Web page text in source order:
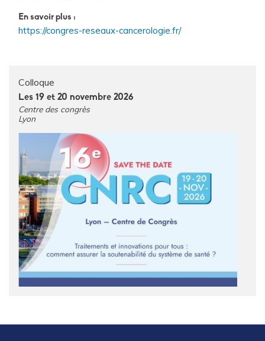
En savoir plus :
https://congres-reseaux-cancerologie.fr/
Colloque
Les 19 et 20 novembre 2026
Centre des congrès
Lyon